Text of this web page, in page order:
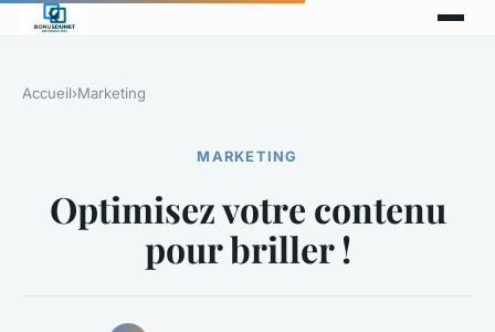
Accueil›Marketing
MARKETING
Optimisez votre contenu
pour briller !